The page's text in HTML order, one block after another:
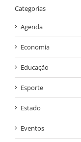
Categorias
Agenda
Economia
Educação
Esporte
Estado
Eventos